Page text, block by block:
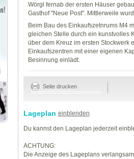
Wörgl fernab der ersten Häuser
Gasthof "Neue Post". Mittlerweile
Beim Bau des Einkaufszetnrums M4
gleichen Stelle durch ein kunstvolles
über dem Kreuz im ersten Stockwerk
Einkaufszentren mit einer eigenen
Besinnung einlädt.
Seite drucken
Lageplan einblenden
Du kannst den Lageplan jederzeit
ACHTUNG:
Die Anzeige des Lageplans